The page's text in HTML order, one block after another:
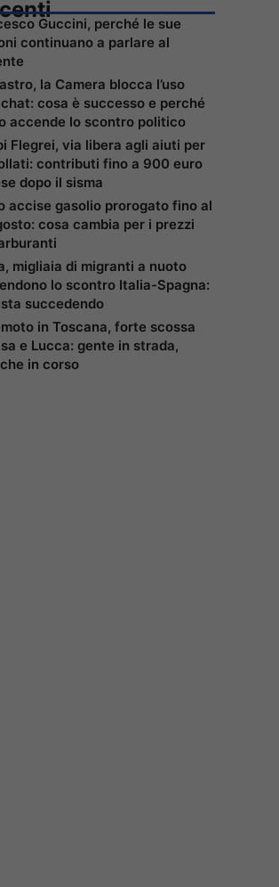
Guccini, perché le sue
continuano a parlare al
la Camera blocca l’uso
cosa è successo e perché
accende lo scontro politico
Flegrei, via libera agli aiuti per
contributi fino a 900 euro
dopo il sisma
accise gasolio prorogato fino al
cosa cambia per i prezzi
migliaia di migranti a nuoto
lo scontro Italia-Spagna:
succedendo
in Toscana, forte scossa
e Lucca: gente in strada,
in corso